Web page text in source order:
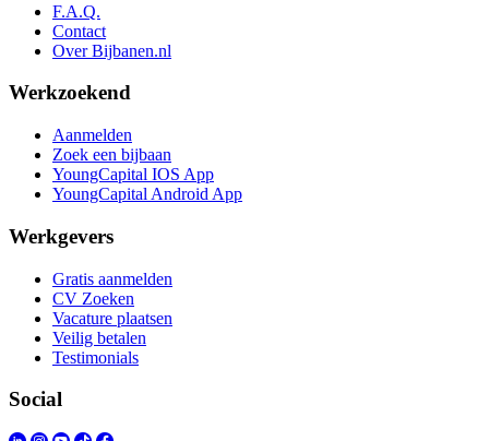
F.A.Q.
Contact
Over Bijbanen.nl
Werkzoekend
Aanmelden
Zoek een bijbaan
YoungCapital IOS App
YoungCapital Android App
Werkgevers
Gratis aanmelden
CV Zoeken
Vacature plaatsen
Veilig betalen
Testimonials
Social